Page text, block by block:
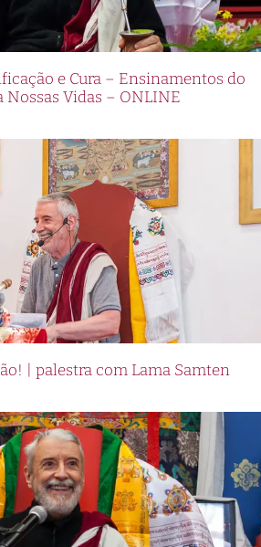
e Cura – Ensinamentos do
Nossas Vidas – ONLINE
| palestra com Lama Samten